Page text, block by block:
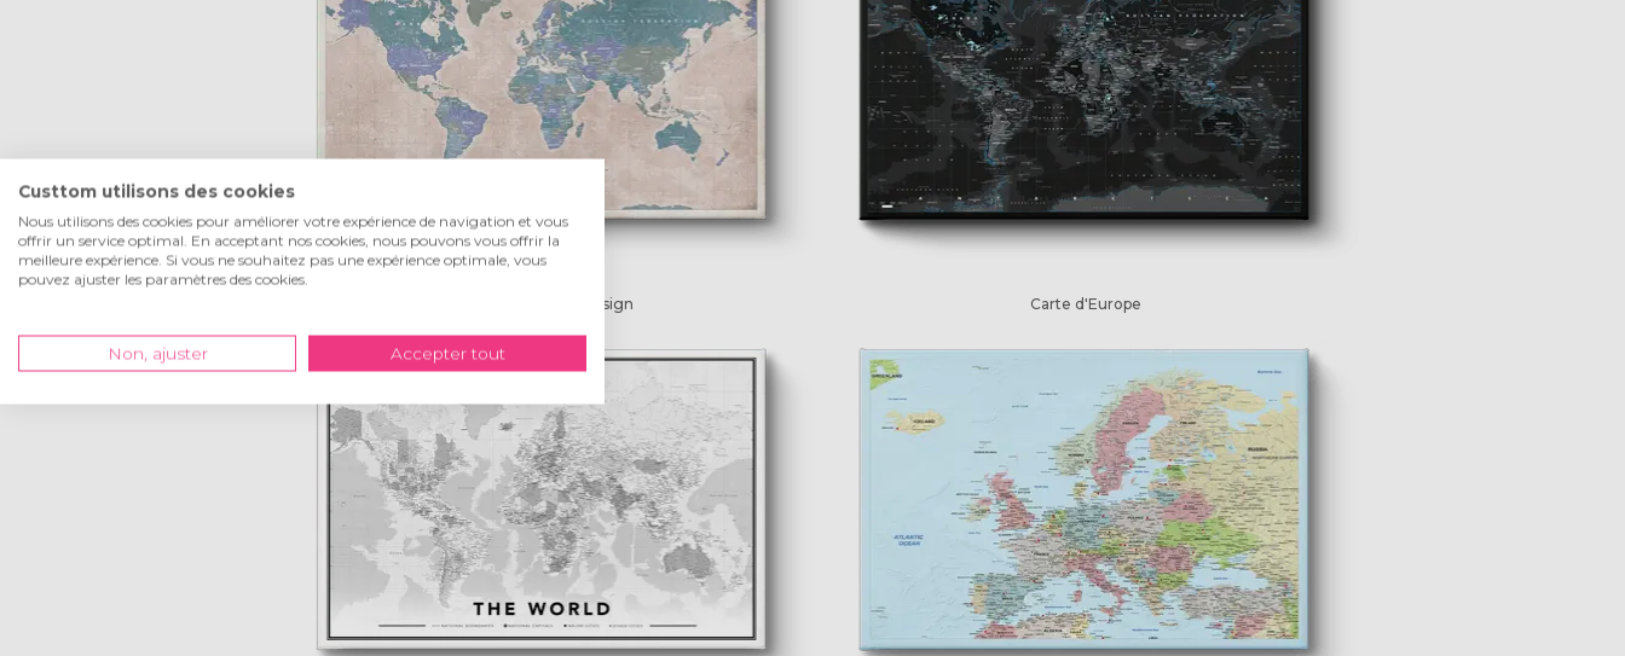
Carte de monde design Carte d'Europe
Custtom utilisons des cookies
Nous utilisons des cookies pour améliorer votre expérience de navigation et vous
offrir un service optimal. En acceptant nos cookies, nous pouvons vous offrir la
meilleure expérience. Si vous ne souhaitez pas une expérience optimale, vous
pouvez ajuster les paramètres des cookies.
Non, ajuster Accepter tout